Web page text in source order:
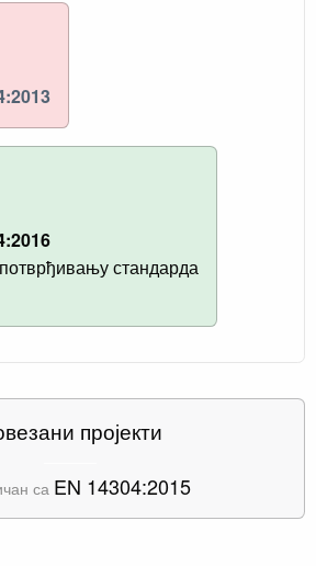
стандарда
пројекти
са EN 14304:2015